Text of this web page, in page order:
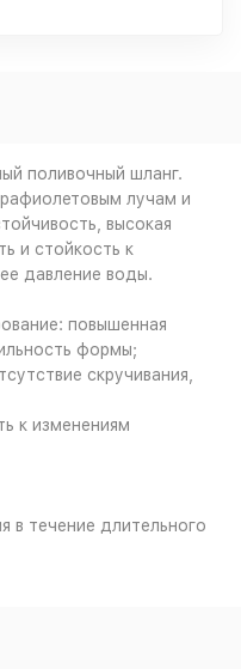
поливочный шланг.
лучам и
высокая
и стойкость к
давление воды.
повышенная
формы;
скручивания,
к изменениям
в течение длительного